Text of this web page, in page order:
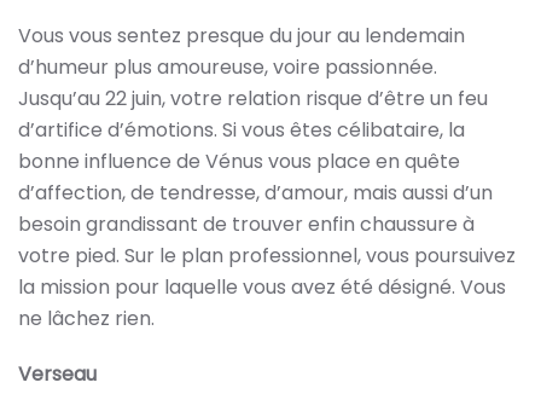
Vous vous sentez presque du jour au lendemain
d’humeur plus amoureuse, voire passionnée.
Jusqu’au 22 juin, votre relation risque d’être un feu
d’artifice d’émotions. Si vous êtes célibataire, la
bonne influence de Vénus vous place en quête
d’affection, de tendresse, d’amour, mais aussi d’un
besoin grandissant de trouver enfin chaussure à
votre pied. Sur le plan professionnel, vous poursuivez
la mission pour laquelle vous avez été désigné. Vous
ne lâchez rien.
Verseau